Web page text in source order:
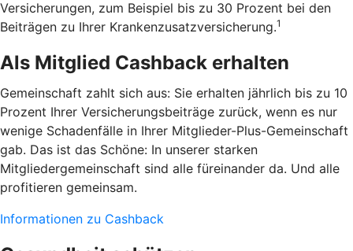
Versicherungen, zum Beispiel bis zu 30 Prozent bei den
Beiträgen zu Ihrer Krankenzusatzversicherung.1
Als Mitglied Cashback erhalten
Gemeinschaft zahlt sich aus: Sie erhalten jährlich bis zu 10
Prozent Ihrer Versicherungsbeiträge zurück, wenn es nur
wenige Schadenfälle in Ihrer Mitglieder-Plus-Gemeinschaft
gab. Das ist das Schöne: In unserer starken
Mitgliedergemeinschaft sind alle füreinander da. Und alle
profitieren gemeinsam.
Informationen zu Cashback